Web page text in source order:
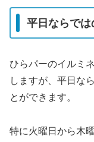
平日ならで
ひらパーのイルミ
しますが、平日な
とができます。
特に火曜日から木